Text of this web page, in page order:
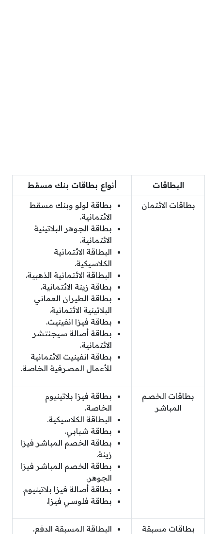
البطاقات أنواع بطاقات بنك مسقط
بطاقات الائتمان
بطاقة لولو وبنك مسقط
الائتمانية.
بطاقة الجوهر البلاتينية
الائتمانية.
البطاقة الائتمانية
الكلاسيكية.
البطاقة الائتمانية الذهبية.
بطاقة زينة الائتمانية.
بطاقة الطيران العماني
البلاتينية الائتمانية.
بطاقة فيزا انفينيت.
بطاقة أصالة سيجنتشر
الائتمانية.
بطاقة انفينيت الائتمانية
للأعمال المصرفية الخاصة.
بطاقات الخصم
المباشر
بطاقة فيزا بلاتينيوم
الخاصة.
البطاقة الكلاسيكية.
بطاقة شبابي.
بطاقة الخصم المباشر فيزا
زينة.
بطاقة الخصم المباشر فيزا
الجوهر.
بطاقة أصالة فيزا بلاتينيوم.
بطاقة فلوسي فيزا.
بطاقات مسبقة البطاقة المسبقة الدفع.